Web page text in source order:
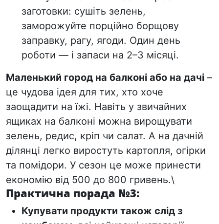
заготовки: сушіть зелень,
заморожуйте порційно борщову
заправку, рагу, ягоди. Один день
роботи — і запаси на 2–3 місяці.
Маленький город на балконі або на дачі –
це чудова ідея для тих, хто хоче
заощадити на їжі. Навіть у звичайних
ящиках на балконі можна вирощувати
зелень, редис, кріп чи салат. А на дачній
ділянці легко виростуть картопля, огірки
та помідори. У сезон це може принести
економію від 500 до 800 гривень.\
Практична порада №3:
Купувати продукти також слід з